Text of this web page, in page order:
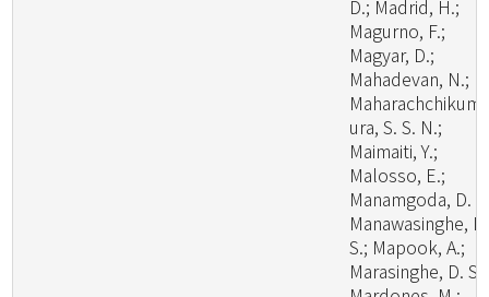
D.; Madrid, H.;
Magurno, F.;
Magyar, D.;
Mahadevan, N.;
ura, S. S. N.;
Maimaiti, Y.;
Malosso, E.;
Manamgoda, D.
Manawasinghe, I.
S.; Mapook, A.;
Marasinghe, D. S.;